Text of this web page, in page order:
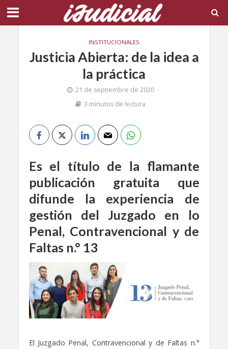
INSTITUCIONALES
Justicia Abierta: de la idea a
la práctica
21 de septiembre de 2020
3 minutos de lectura
Es el título de la flamante
publicación gratuita que
difunde la experiencia de
gestión del Juzgado en lo
Penal, Contravencional y de
Faltas n.° 13
El Juzgado Penal, Contravencional y de Faltas n.°